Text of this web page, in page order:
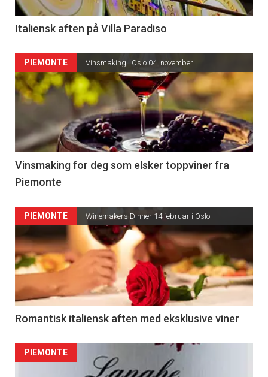
Italiensk aften på Villa Paradiso
PIEMONTE Vinsmaking i Oslo 04. november
Vinsmaking for deg som elsker toppviner fra
Piemonte
PIEMONTE Winemakers Dinner 14.februar i Oslo
Romantisk italiensk aften med eksklusive viner
PIEMONTE